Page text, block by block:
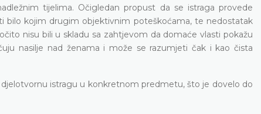
tijelima. Očigledan propust da se istraga provede
bilo kojim drugim objektivnim poteškoćama, te nedostatak
nisu bili u skladu sa zahtjevom da domaće vlasti pokažu
nasilje nad ženama i može se razumjeti čak i kao čista
istragu u konkretnom predmetu, što je dovelo do